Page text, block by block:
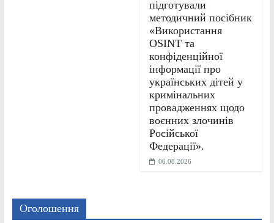
підготували
методичний посібник
«Використання
OSINT та
конфіденційної
інформації про
українських дітей у
кримінальних
провадженнях щодо
воєнних злочинів
Російської
Федерації».
06.08.2026
Оголошення